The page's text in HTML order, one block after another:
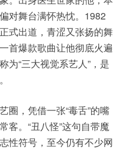
对舞台满怀热忱。1982
式出道，青涩又张扬的舞
首爆款歌曲让他彻底火遍
为“三大视觉系艺人”，是
圈，凭借一张“毒舌”的嘴
客。“丑八怪”这句自带魔
性符号，至今仍有不少网